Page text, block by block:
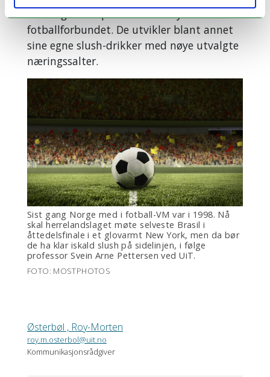
doktorgradsstipendiater tilknyttet
fotballforbundet. De utvikler blant annet
sine egne slush-drikker med nøye utvalgte
næringssalter.
Sist gang Norge med i fotball-VM var i 1998. Nå
skal herrelandslaget møte selveste Brasil i
åttedelsfinale i et glovarmt New York, men da bør
de ha klar iskald slush på sidelinjen, i følge
professor Svein Arne Pettersen ved UiT.
FOTO: MOSTPHOTOS
Østerbøl , Roy-Morten
roy.m.osterbol@uit.no
Kommunikasjonsrådgiver